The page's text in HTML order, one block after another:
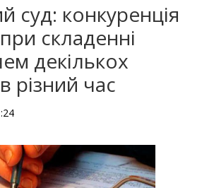
суд: конкуренція
складенні
декількох
різний час